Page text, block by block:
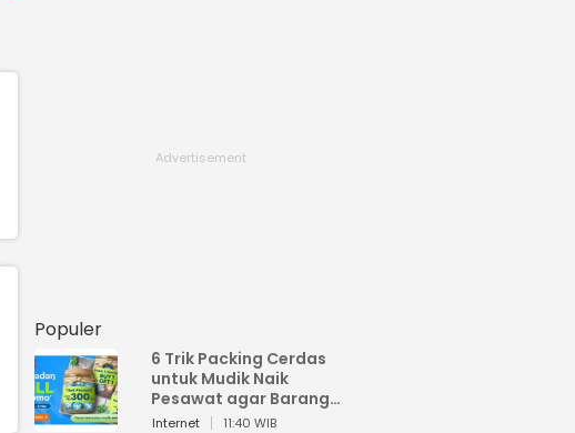
Populer
6 Trik Packing Cerdas
untuk Mudik Naik
Pesawat agar Barang
Tidak Over Bagasi
Internet 11:40 WIB